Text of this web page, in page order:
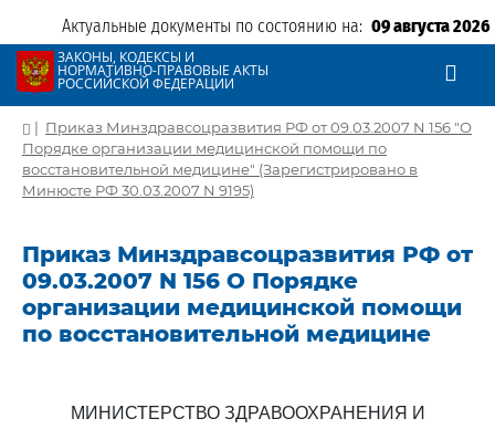
Актуальные документы по состоянию на: 09 августа 2026
ЗАКОНЫ, КОДЕКСЫ И
НОРМАТИВНО-ПРАВОВЫЕ АКТЫ
РОССИЙСКОЙ ФЕДЕРАЦИИ
| Приказ Минздравсоцразвития РФ от 09.03.2007 N 156 "О
Порядке организации медицинской помощи по
восстановительной медицине" (Зарегистрировано в
Минюсте РФ 30.03.2007 N 9195)
Приказ Минздравсоцразвития РФ от
09.03.2007 N 156 О Порядке
организации медицинской помощи
по восстановительной медицине
МИНИСТЕРСТВО ЗДРАВООХРАНЕНИЯ И